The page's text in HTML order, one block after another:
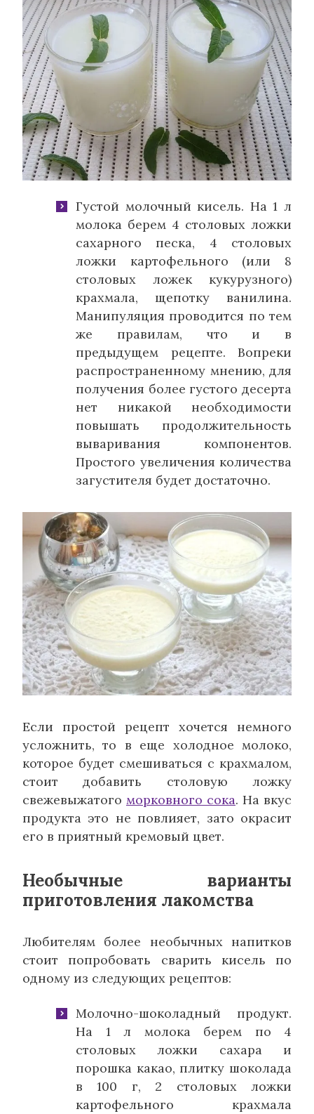
Густой молочный кисель. На 1 л
молока берем 4 столовых ложки
сахарного песка, 4 столовых
ложки картофельного (или 8
столовых ложек кукурузного)
крахмала, щепотку ванилина.
Манипуляция проводится по тем
же правилам, что и в
предыдущем рецепте. Вопреки
распространенному мнению, для
получения более густого десерта
нет никакой необходимости
повышать продолжительность
вываривания компонентов.
Простого увеличения количества
загустителя будет достаточно.
Если простой рецепт хочется немного
усложнить, то в еще холодное молоко,
которое будет смешиваться с крахмалом,
стоит добавить столовую ложку
свежевыжатого морковного сока. На вкус
продукта это не повлияет, зато окрасит
его в приятный кремовый цвет.
Необычные варианты
приготовления лакомства
Любителям более необычных напитков
стоит попробовать сварить кисель по
одному из следующих рецептов:
Молочно-шоколадный продукт.
На 1 л молока берем по 4
столовых ложки сахара и
порошка какао, плитку шоколада
в 100 г, 2 столовых ложки
картофельного крахмала